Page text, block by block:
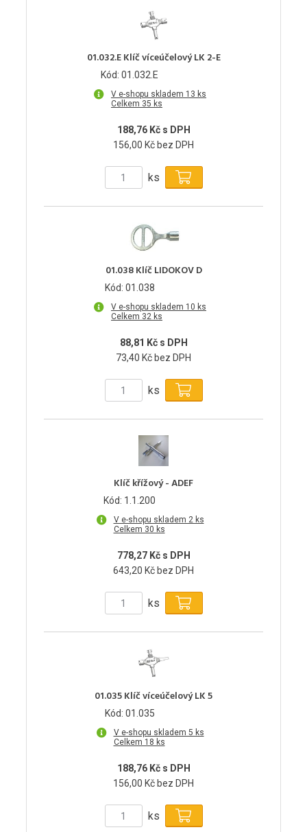
01.032.E Klíč víceúčelový LK 2-E
Kód: 01.032.E
V e-shopu skladem 13 ks
Celkem 35 ks
188,76 Kč s DPH
156,00 Kč bez DPH
ks
01.038 Klíč LIDOKOV D
Kód: 01.038
V e-shopu skladem 10 ks
Celkem 32 ks
88,81 Kč s DPH
73,40 Kč bez DPH
ks
Klíč křížový - ADEF
Kód: 1.1.200
V e-shopu skladem 2 ks
Celkem 30 ks
778,27 Kč s DPH
643,20 Kč bez DPH
ks
01.035 Klíč víceúčelový LK 5
Kód: 01.035
V e-shopu skladem 5 ks
Celkem 18 ks
188,76 Kč s DPH
156,00 Kč bez DPH
ks